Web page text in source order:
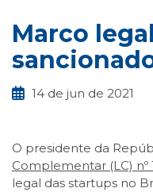
Marco
14 de jun de 2021
O presidente da
Complementar (LC) nº
legal das startups no